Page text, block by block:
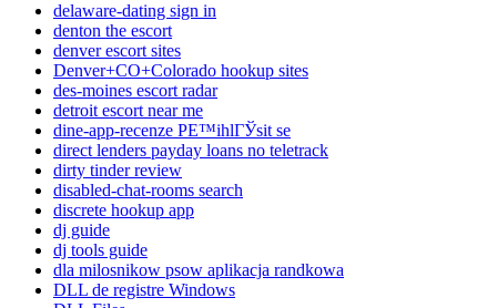
delaware-dating sign in
denton the escort
denver escort sites
Denver+CO+Colorado hookup sites
des-moines escort radar
detroit escort near me
dine-app-recenze PЕ™ihlГЎsit se
direct lenders payday loans no teletrack
dirty tinder review
disabled-chat-rooms search
discrete hookup app
dj guide
dj tools guide
dla milosnikow psow aplikacja randkowa
DLL de registre Windows